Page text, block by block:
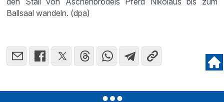
Ballsaal wandeln. (dpa)